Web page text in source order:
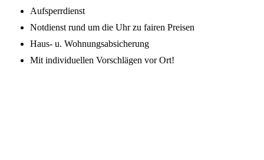
Aufsperrdienst
Notdienst rund um die Uhr zu fairen Preisen
Haus- u. Wohnungsabsicherung
Mit individuellen Vorschlägen vor Ort!